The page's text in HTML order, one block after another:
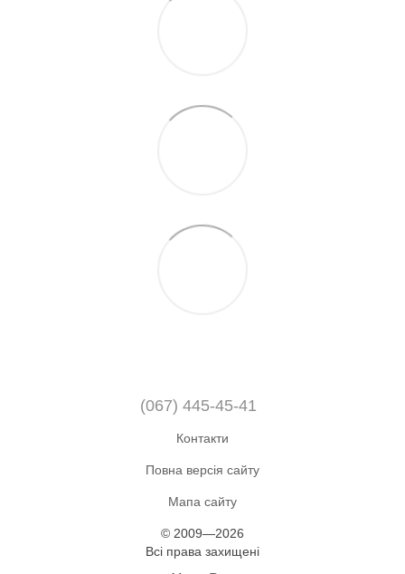
(067) 445-45-41
Контакти
Повна версія сайту
Мапа сайту
© 2009—2026
Всі права захищені